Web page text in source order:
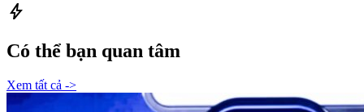
bolt
Có thể bạn quan tâm
Xem tất cả ->